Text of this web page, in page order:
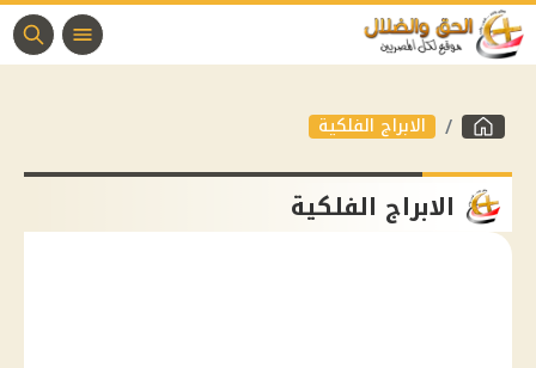
الابراج الفلكية
الابراج الفلكية